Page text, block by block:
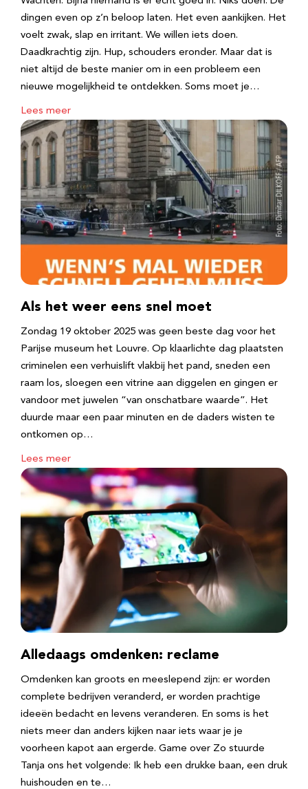
dingen even op z’n beloop laten. Het even aankijken. Het
voelt zwak, slap en irritant. We willen iets doen.
Daadkrachtig zijn. Hup, schouders eronder. Maar dat is
niet altijd de beste manier om in een probleem een
nieuwe mogelijkheid te ontdekken. Soms moet je…
Lees meer
Als het weer eens snel moet
Zondag 19 oktober 2025 was geen beste dag voor het
Parijse museum het Louvre. Op klaarlichte dag plaatsten
criminelen een verhuislift vlakbij het pand, sneden een
raam los, sloegen een vitrine aan diggelen en gingen er
vandoor met juwelen “van onschatbare waarde”. Het
duurde maar een paar minuten en de daders wisten te
ontkomen op…
Lees meer
Alledaags omdenken: reclame
Omdenken kan groots en meeslepend zijn: er worden
complete bedrijven veranderd, er worden prachtige
ideeën bedacht en levens veranderen. En soms is het
niets meer dan anders kijken naar iets waar je je
voorheen kapot aan ergerde. Game over Zo stuurde
Tanja ons het volgende: Ik heb een drukke baan, een druk
huishouden en te…